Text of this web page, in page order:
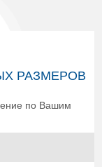
РАЗМЕРОВ
по Вашим